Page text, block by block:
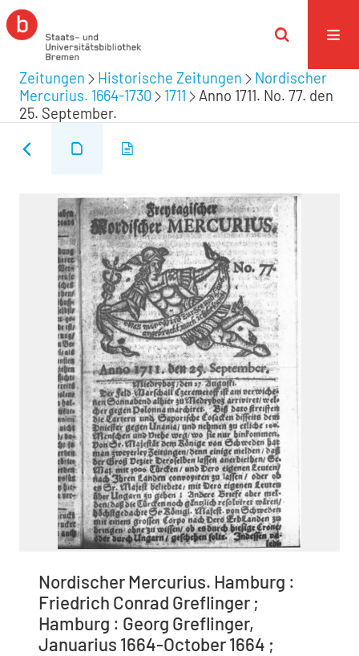
Zeitungen Historische Zeitungen
Nordischer
Mercurius. 1664-1730
1711
Anno 1711. No. 77. den
25. September.
Nordischer Mercurius. Hamburg :
Friedrich Conrad Greflinger ;
Hamburg : Georg Greflinger,
Januarius 1664-October 1664 ;